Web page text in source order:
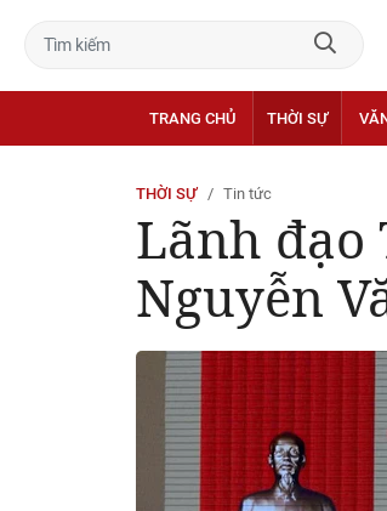
TRANG CHỦ THỜI SỰ
THỜI SỰ Tin tức
Lãnh đạo
Nguyễn